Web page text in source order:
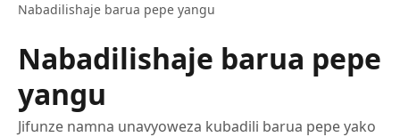
Nabadilishaje barua pepe yangu
Nabadilishaje barua pepe
yangu
Jifunze namna unavyoweza kubadili barua pepe yako